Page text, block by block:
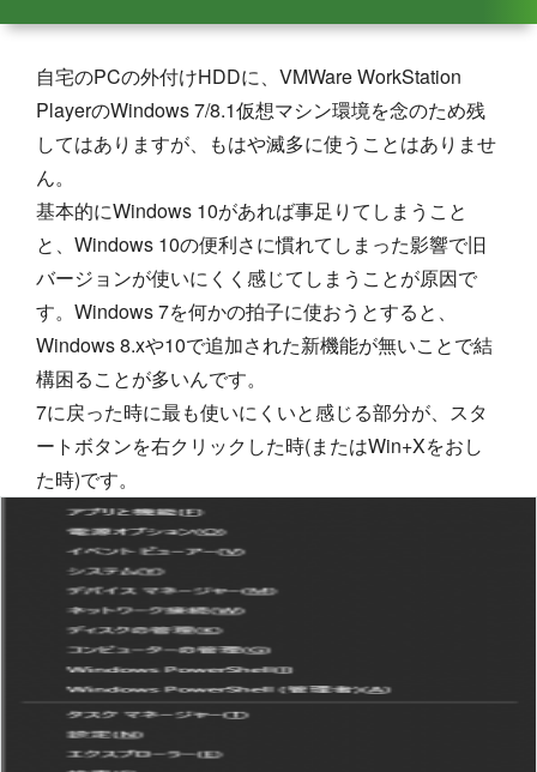
自宅のPCの外付けHDDに、VMWare WorkStation
PlayerのWindows 7/8.1仮想マシン環境を念のため残
してはありますが、もはや滅多に使うことはありませ
ん。
基本的にWindows 10があれば事足りてしまうこと
と、Windows 10の便利さに慣れてしまった影響で旧
バージョンが使いにくく感じてしまうことが原因で
す。Windows 7を何かの拍子に使おうとすると、
Windows 8.xや10で追加された新機能が無いことで結
構困ることが多いんです。
7に戻った時に最も使いにくいと感じる部分が、スタ
ートボタンを右クリックした時(またはWin+Xをおし
た時)です。